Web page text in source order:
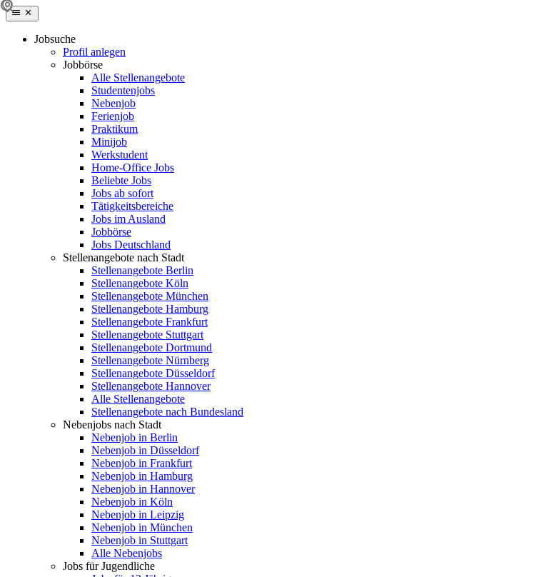
Jobsuche
Profil anlegen
Jobbörse
Alle Stellenangebote
Studentenjobs
Nebenjob
Ferienjob
Praktikum
Minijob
Werkstudent
Home-Office Jobs
Beliebte Jobs
Jobs ab sofort
Tätigkeitsbereiche
Jobs im Ausland
Jobbörse
Jobs Deutschland
Stellenangebote nach Stadt
Stellenangebote Berlin
Stellenangebote Köln
Stellenangebote München
Stellenangebote Hamburg
Stellenangebote Frankfurt
Stellenangebote Stuttgart
Stellenangebote Dortmund
Stellenangebote Nürnberg
Stellenangebote Düsseldorf
Stellenangebote Hannover
Alle Stellenangebote
Stellenangebote nach Bundesland
Nebenjobs nach Stadt
Nebenjob in Berlin
Nebenjob in Düsseldorf
Nebenjob in Frankfurt
Nebenjob in Hamburg
Nebenjob in Hannover
Nebenjob in Köln
Nebenjob in Leipzig
Nebenjob in München
Nebenjob in Stuttgart
Alle Nebenjobs
Jobs für Jugendliche